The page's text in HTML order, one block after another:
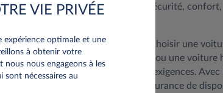
connectivité, système de sécurité, confort,
Vous pouvez, par ailleurs, choisir une
LLD, un modèle thermique ou une voiture
de votre activité et de vos exigences.
durée, vous avez donc l’assurance de
VIE PRIVÉE
expérience optimale et une
à obtenir votre
nous nous engageons à les
sont nécessaires au